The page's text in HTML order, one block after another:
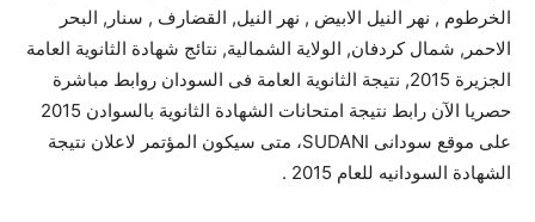
الخرطوم , نهر النيل الابيض , نهر النيل, القضارف , سنار, البحر
الاحمر, شمال كردفان, الولاية الشمالية, نتائج شهادة الثانوية العامة
الجزيرة 2015, نتيجة الثانوية العامة فى السودان روابط مباشرة
حصريا الآن رابط نتيجة امتحانات الشهادة الثانوية بالسوادن 2015
على موقع سودانى SUDANI، متى سيكون المؤتمر لاعلان نتيجة
الشهادة السودانيه للعام 2015 .